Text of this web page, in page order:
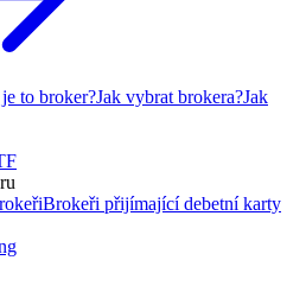
to broker?Jak vybrat brokera?Jak
Brokeři přijímající debetní karty